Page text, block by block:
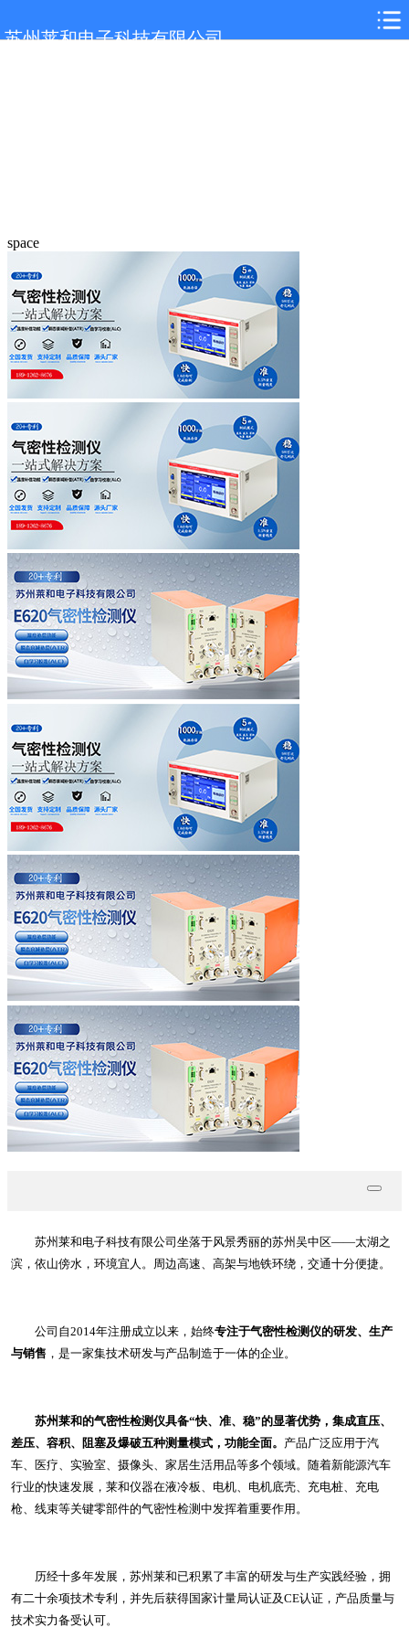
苏州莱和电子科技有限公司
space
苏州莱和电子科技有限公司坐落于风景秀丽的苏州吴中区——太湖之
滨，依山傍水，环境宜人。周边高速、高架与地铁环绕，交通十分便捷。
公司自2014年注册成立以来，始终专注于气密性检测仪的研发、生产
与销售 ，是一家集技术研发与产品制造于一体的企业。
苏州莱和的气密性检测仪具备“快、准、稳”的显著优势，集成直压、
差压、容积、阻塞及爆破五种测量模式，功能全面。 产品广泛应用于汽
车、医疗、实验室、摄像头、家居生活用品等多个领域。随着新能源汽车
行业的快速发展，莱和仪器在液冷板、电机、电机底壳、充电桩、充电
枪、线束等关键零部件的气密性检测中发挥着重要作用。
历经十多年发展，苏州莱和已积累了丰富的研发与生产实践经验，拥
有二十余项技术专利，并先后获得国家计量局认证及CE认证，产品质量与
技术实力备受认可。